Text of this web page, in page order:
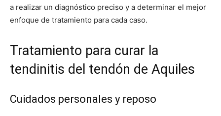
a realizar un diagnóstico preciso y a determinar el mejor
enfoque de tratamiento para cada caso.
Tratamiento para curar la
tendinitis del tendón de Aquiles
Cuidados personales y reposo